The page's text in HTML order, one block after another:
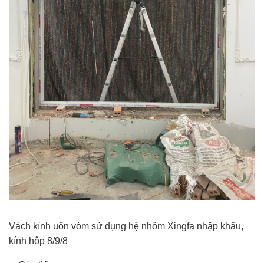
Vách kính uốn vòm sử dụng hệ nhôm Xingfa nhập khẩu,
kính hộp 8/9/8